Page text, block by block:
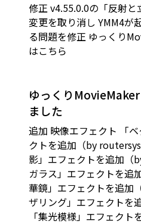
修正 v4.55.0.0の「反射
変更を取り消し YMM4が
る問題を修正 ゆっくり
はこちら
ゆっくり
ました
追加 映像エフェクト 「
クトを追加（by
影」エフェクトを追加（
ガラス」エフェクトを追
華鏡」エフェクトを追加
ザリング」エフェクトを
「集光模様」エフェクト